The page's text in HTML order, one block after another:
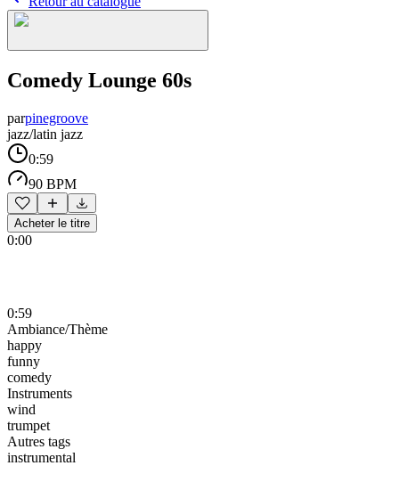
Comedy Lounge 60s
parpinegroove
jazz/latin jazz
0:59
90 BPM
Acheter le titre
0:00
0:59
Ambiance/Thème
happy
funny
comedy
Instruments
wind
trumpet
Autres tags
instrumental